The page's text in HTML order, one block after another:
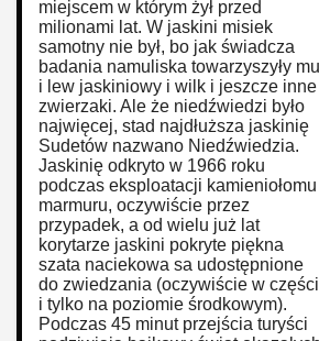
miejscem w którym żył przed
milionami lat. W jaskini misiek
samotny nie był, bo jak świadcza
badania namuliska towarzyszyły mu
i lew jaskiniowy i wilk i jeszcze inne
zwierzaki. Ale że niedźwiedzi było
najwięcej, stad najdłuższa jaskinię
Sudetów nazwano Niedźwiedzia.
Jaskinię odkryto w 1966 roku
podczas eksploatacji kamieniołomu
marmuru, oczywiście przez
przypadek, a od wielu już lat
korytarze jaskini pokryte piękna
szata naciekowa sa udostępnione
do zwiedzania (oczywiście w części
i tylko na poziomie środkowym).
Podczas 45 minut przejścia turyści